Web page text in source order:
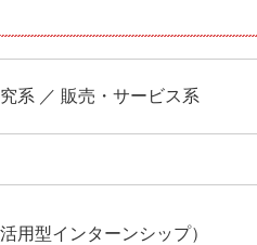
系 ／ 販売・サービス系
用型インターンシップ）